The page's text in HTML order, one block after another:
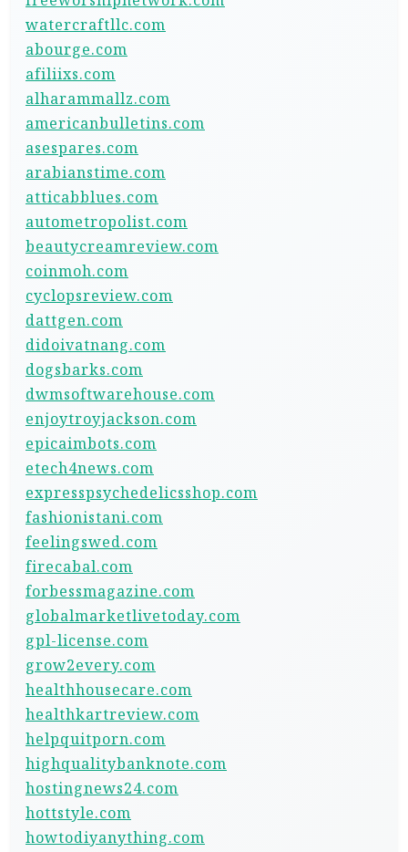
watercraftllc.com
abourge.com
afiliixs.com
alharammallz.com
americanbulletins.com
asespares.com
arabianstime.com
atticabblues.com
autometropolist.com
beautycreamreview.com
coinmoh.com
cyclopsreview.com
dattgen.com
didoivatnang.com
dogsbarks.com
dwmsoftwarehouse.com
enjoytroyjackson.com
epicaimbots.com
etech4news.com
expresspsychedelicsshop.com
fashionistani.com
feelingswed.com
firecabal.com
forbessmagazine.com
globalmarketlivetoday.com
gpl-license.com
grow2every.com
healthhousecare.com
healthkartreview.com
helpquitporn.com
highqualitybanknote.com
hostingnews24.com
hottstyle.com
howtodiyanything.com